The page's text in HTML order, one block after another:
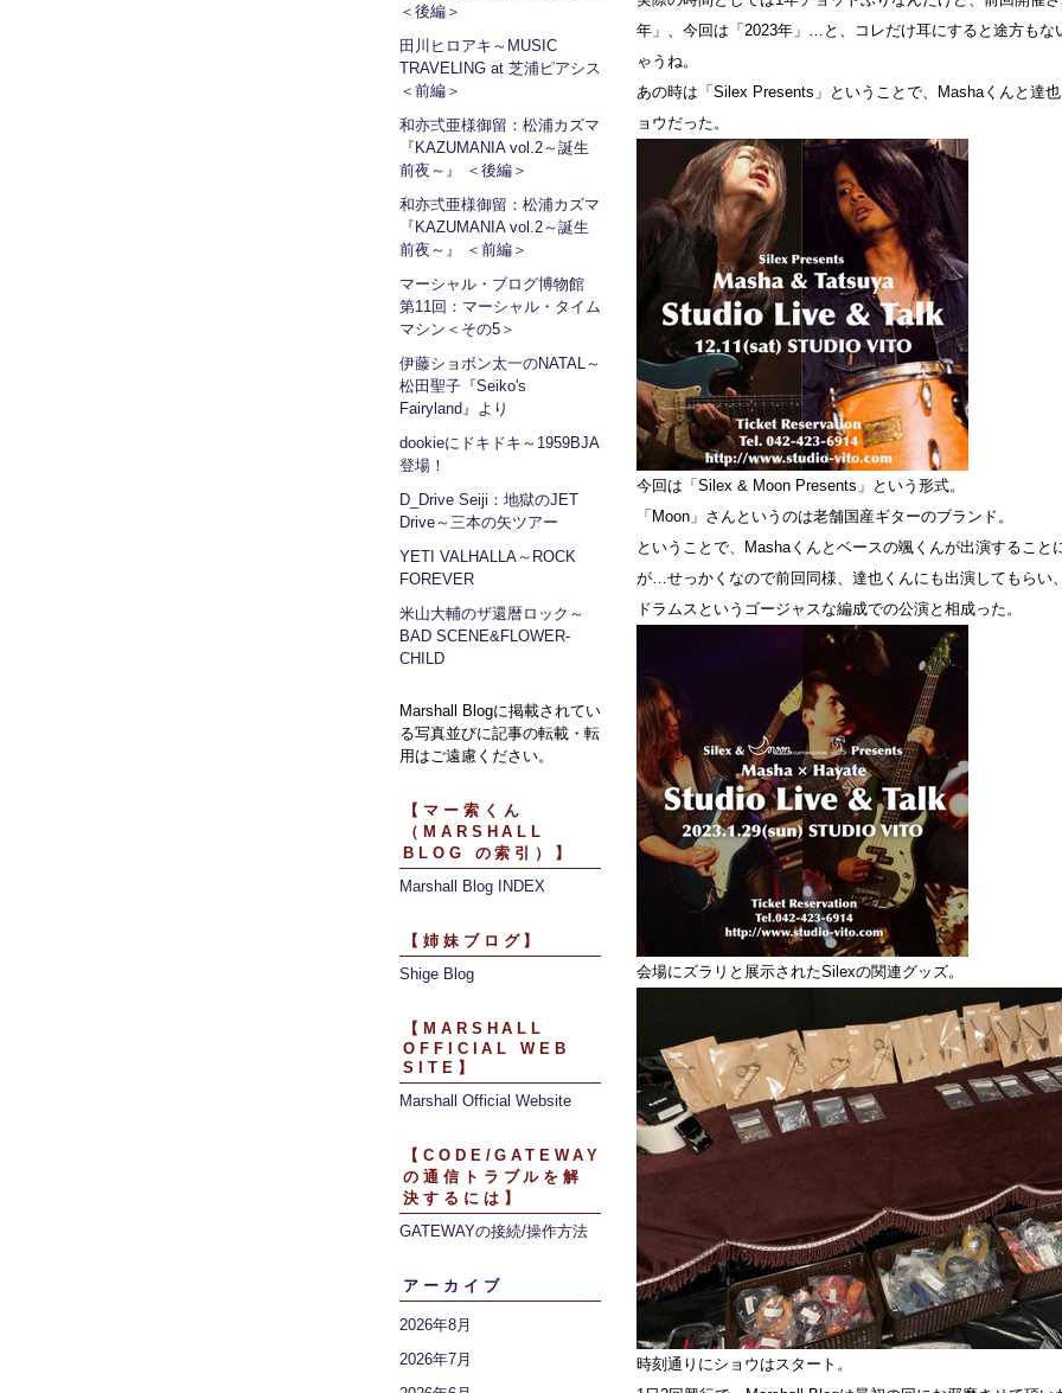
＜後編＞
田川ヒロアキ～MUSIC
TRAVELING at 芝浦ピアシス
＜前編＞
和亦弍亜様御留：松浦カズマ
『KAZUMANIA vol.2～誕生
前夜～』 ＜後編＞
和亦弍亜様御留：松浦カズマ
『KAZUMANIA vol.2～誕生
前夜～』 ＜前編＞
マーシャル・ブログ博物館
第11回：マーシャル・タイム
マシン＜その5＞
伊藤ショボン太一のNATAL～
松田聖子『Seiko's
Fairyland』より
dookieにドキドキ～1959BJA
登場！
D_Drive Seiji：地獄のJET
Drive～三本の矢ツアー
YETI VALHALLA～ROCK
FOREVER
米山大輔のザ還暦ロック～
BAD SCENE&FLOWER-
CHILD
Marshall Blogに掲載されてい
る写真並びに記事の転載・転
用はご遠慮ください。
【マー索くん
（MARSHALL
BLOG の索引）】
Marshall Blog INDEX
【姉妹ブログ】
Shige Blog
【MARSHALL
OFFICIAL WEB
SITE】
Marshall Official Website
【CODE/GATEWAY
の通信トラブルを解
決するには】
GATEWAYの接続/操作方法
アーカイブ
2026年8月
2026年7月
年」、今回は「2023年」…と、コレだけ耳にすると途方もな
ゃうね。
あの時は「Silex Presents」ということで、Mashaくんと達
ョウだった。
今回は「Silex & Moon Presents」という形式。
「Moon」さんというのは老舗国産ギターのブランド。
ということで、Mashaくんとベースの颯くんが出演すること
が…せっかくなので前回同様、達也くんにも出演してもらい
ドラムスというゴージャスな編成での公演と相成った。
会場にズラリと展示されたSilexの関連グッズ。
時刻通りにショウはスタート。